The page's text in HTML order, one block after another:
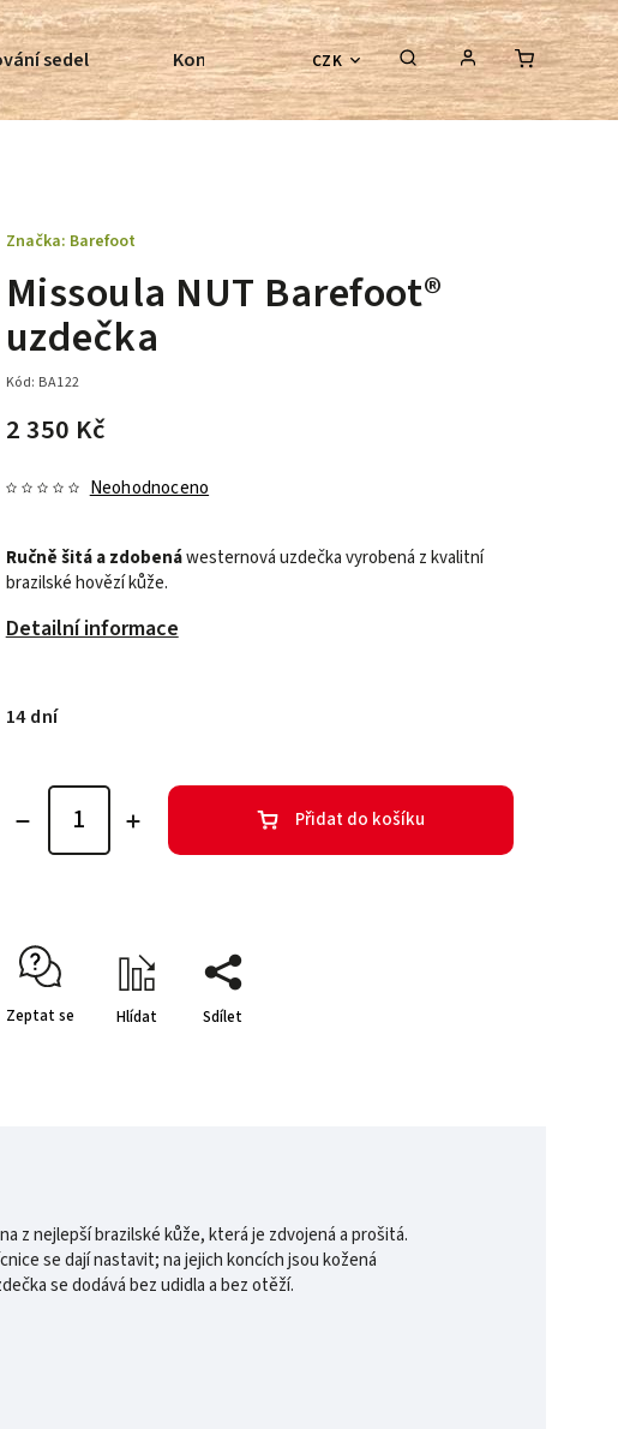
CZK
sedel Kontroly bezkostrových sedel Poradenství
Missoula NUT Barefoot®
uzdečka
Kód: BA122
2 350 Kč
Neohodnoceno
Ručně šitá a zdobenáwesternová uzdečka vyrobená z kvalitní
brazilské hovězí kůže.
Detailní informace
Značka: Barefoot
14 dní
Přidat do košíku
Zeptat se Hlídat Sdílet
z nejlepší brazilské kůže, která je zdvojená a prošitá.
se dají nastavit; na jejich koncích jsou kožená
se dodává bez udidla a bez otěží.